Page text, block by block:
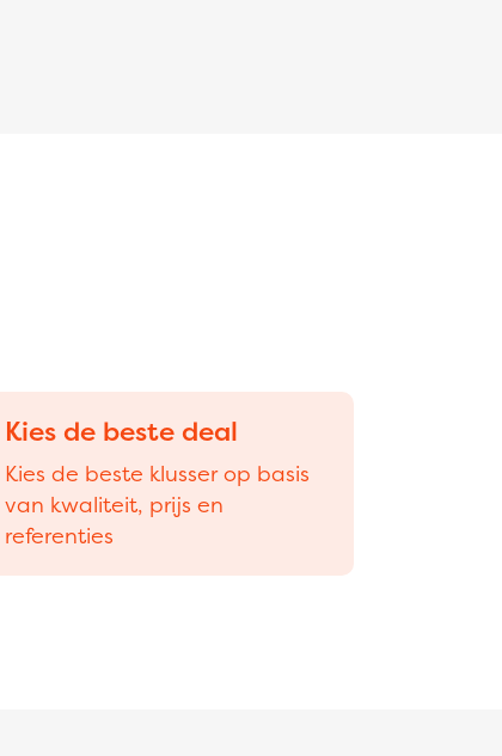
Kies de beste deal
Kies de beste klusser op basis
van kwaliteit, prijs en
referenties